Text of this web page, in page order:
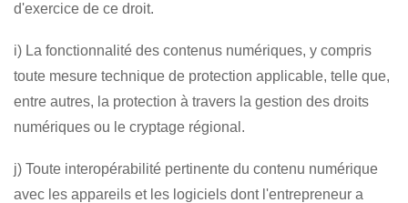
d'exercice de ce droit.
i) La fonctionnalité des contenus numériques, y compris
toute mesure technique de protection applicable, telle que,
entre autres, la protection à travers la gestion des droits
numériques ou le cryptage régional.
j) Toute interopérabilité pertinente du contenu numérique
avec les appareils et les logiciels dont l'entrepreneur a